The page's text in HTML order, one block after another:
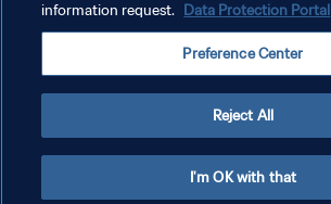
POLÍTICA DE PRIVACIDADE
TERMOS DE SERVIÇO
ADMINISTRAR AS PREFERÊNCIAS DE COOKIES
information request. Data Protection Portal
Preference Center
Reject All
I'm OK with that